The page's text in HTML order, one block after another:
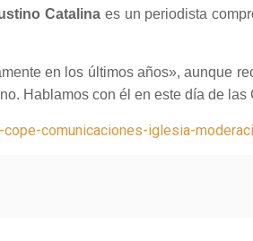
Catalinaes un periodista
en los últimos años», aunque
Hablamos con él en este día de
comunicaciones-iglesia-